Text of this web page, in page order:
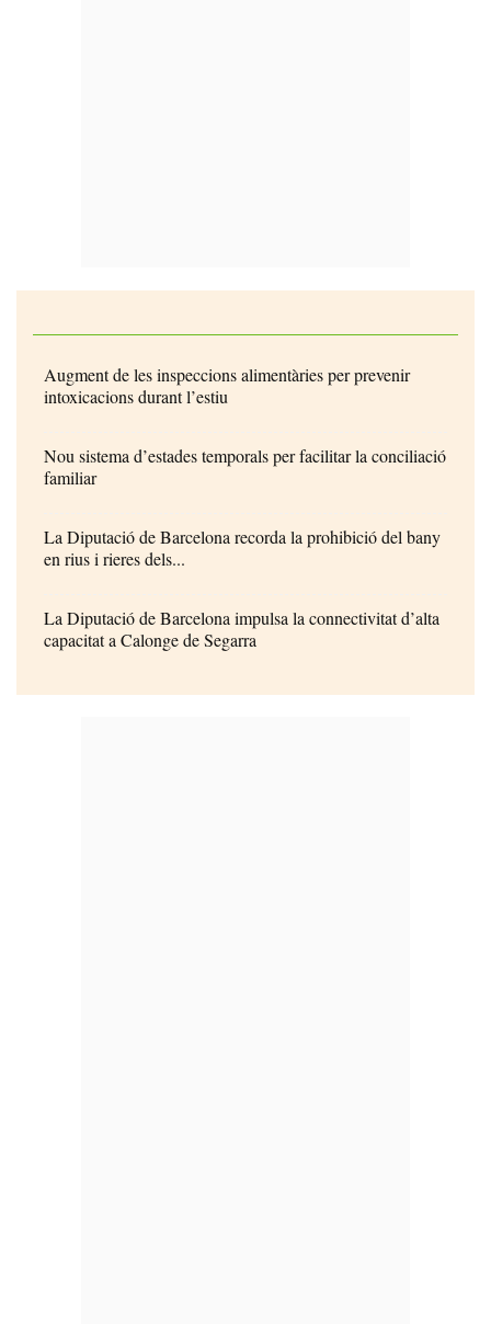
Augment de les inspeccions alimentàries per prevenir
intoxicacions durant l’estiu
Nou sistema d’estades temporals per facilitar la conciliació
familiar
La Diputació de Barcelona recorda la prohibició del bany
en rius i rieres dels...
La Diputació de Barcelona impulsa la connectivitat d’alta
capacitat a Calonge de Segarra